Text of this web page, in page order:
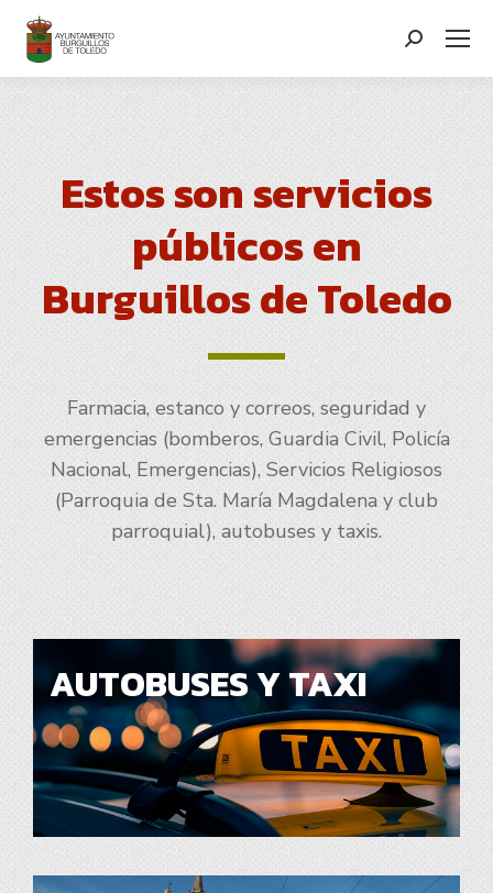
contenido
Search:
Estos son servicios
públicos en
Burguillos de Toledo
Farmacia, estanco y correos, seguridad y
emergencias (bomberos, Guardia Civil, Policía
Nacional, Emergencias), Servicios Religiosos
(Parroquia de Sta. María Magdalena y club
parroquial), autobuses y taxis.
AUTOBUSES Y TAXI